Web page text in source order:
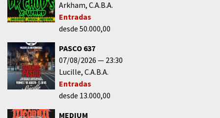
Arkham C.A.B.A.
Entradas
desde 50.000,00
PASCO 637
07/08/2026
23:30
Lucille C.A.B.A.
Entradas
desde 13.000,00
MEDIUM